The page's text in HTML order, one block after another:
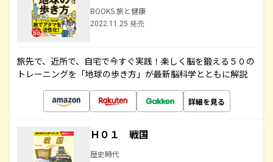
BOOKS 旅と健康
2022.11.25 発売
旅先で、近所で、自宅で今すぐ実践！楽しく脳を鍛える５０の
トレーニングを「地球の歩き方」が最新脳科学とともに解説
詳細を見る
Ｈ０１ 戦国
歴史時代